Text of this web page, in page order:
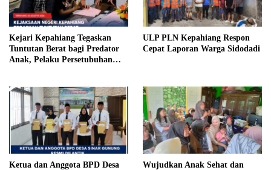
Kejari Kepahiang Tegaskan
Tuntutan Berat bagi Predator
Anak, Pelaku Persetubuhan
Penjara
ULP PLN Kepahiang Respon
Cepat Laporan Warga Sidodadi
Ketua dan Anggota BPD Desa
Wujudkan Anak Sehat dan